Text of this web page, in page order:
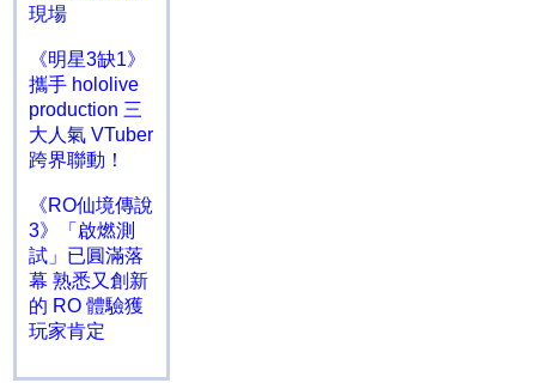
現場
《明星3缺1》
攜手 hololive
production 三
大人氣 VTuber
跨界聯動！
《RO仙境傳說
3》「啟燃測
試」已圓滿落
幕 熟悉又創新
的 RO 體驗獲
玩家肯定